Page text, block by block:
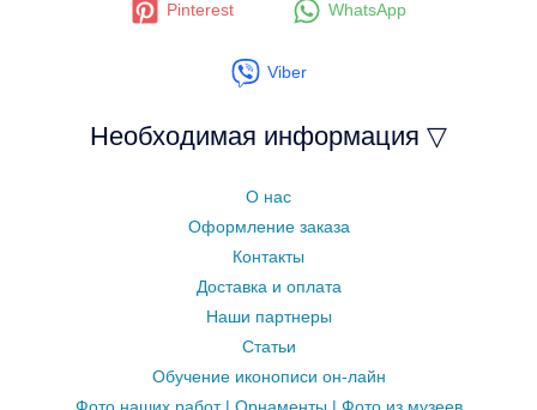
Pinterest WhatsApp
Viber
Необходимая информация ▽
О нас
Оформление заказа
Контакты
Доставка и оплата
Наши партнеры
Статьи
Обучение иконописи он-лайн